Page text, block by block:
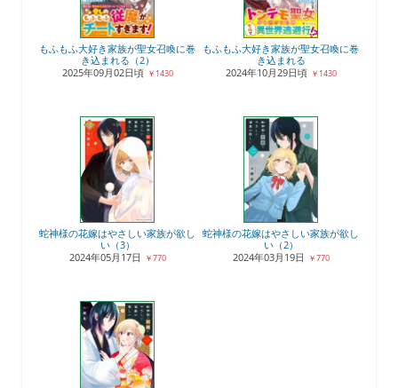
もふもふ大好き家族が聖女召喚に巻
き込まれる（2）
2025年09月02日頃 ￥1430
もふもふ大好き家族が聖女召喚に巻
き込まれる
2024年10月29日頃 ￥1430
蛇神様の花嫁はやさしい家族が欲し
い（3）
2024年05月17日
￥770
蛇神様の花嫁はやさしい家族が欲し
い（2）
2024年03月19日
￥770